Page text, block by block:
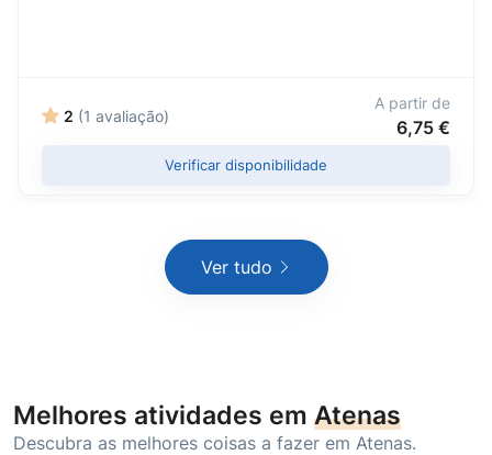
2 (1 avaliação)
A partir de
6,75 €
Verificar disponibilidade
Ver tudo
Melhores atividades em Atenas
Descubra as melhores coisas a fazer em Atenas.